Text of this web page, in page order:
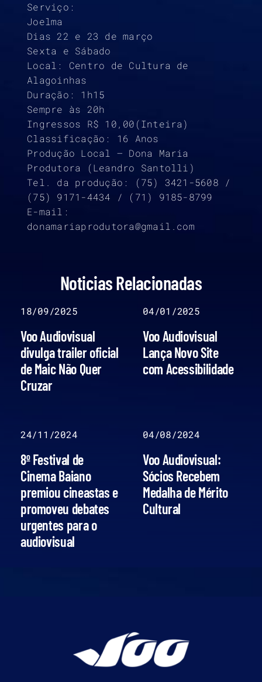
Serviço:
Joelma
Dias 22 e 23 de março
Sexta e Sábado
Local: Centro de Cultura de
Alagoinhas
Duração: 1h15
Sempre às 20h
Ingressos R$ 10,00(Inteira)
Classificação: 16 Anos
Produção Local – Dona Maria
Produtora (Leandro Santolli)
Tel. da produção: (75) 3421-5608 /
(75) 9171-4434 / (71) 9185-8799
E-mail:
donamariaprodutora@gmail.com
Noticias Relacionadas
18/09/2025
Voo Audiovisual
divulga trailer oficial
de Maic Não Quer
Cruzar
04/01/2025
Voo Audiovisual
Lança Novo Site
com Acessibilidade
24/11/2024
8º Festival de
Cinema Baiano
premiou cineastas e
promoveu debates
urgentes para o
audiovisual
04/08/2024
Voo Audiovisual:
Sócios Recebem
Medalha de Mérito
Cultural